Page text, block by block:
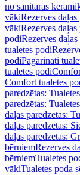
no sanitārās
vākiRezerves
vākiRezerves
podiRezerves
tualetes podi
podiPagarināti
tualetes podi
Comfort tualetes
paredzētas:
paredzētas:
daļas paredzētas:
daļas paredzētas:
daļas paredzētas:
bērniemRezerves
bērniemTualetes
vākiTualetes poda